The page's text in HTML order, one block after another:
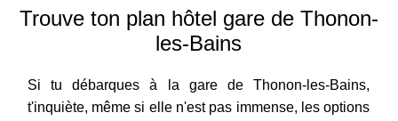
Horaires
Trouve ton plan hôtel gare de Thonon-
les-Bains
Si tu débarques à la gare de Thonon-les-Bains,
t'inquiète, même si elle n'est pas immense, les options